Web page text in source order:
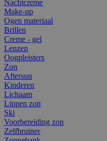
Nachtcreme
Make-up
Ogen materiaal
Brillen
Creme - gel
Lenzen
Oogpleisters
Zon
Aftersun
Kinderen
Lichaam
Lippen zon
Ski
Voorbereiding zon
Zelfbruiner